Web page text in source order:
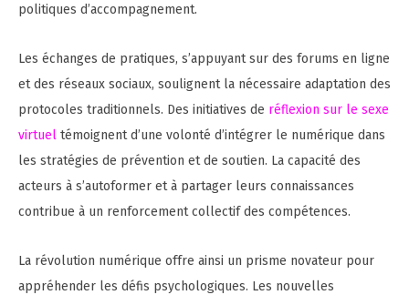
politiques d’accompagnement.
Les échanges de pratiques, s’appuyant sur des forums en ligne
et des réseaux sociaux, soulignent la nécessaire adaptation des
protocoles traditionnels. Des initiatives de réflexion sur le sexe
virtuel témoignent d’une volonté d’intégrer le numérique dans
les stratégies de prévention et de soutien. La capacité des
acteurs à s’autoformer et à partager leurs connaissances
contribue à un renforcement collectif des compétences.
La révolution numérique offre ainsi un prisme novateur pour
appréhender les défis psychologiques. Les nouvelles